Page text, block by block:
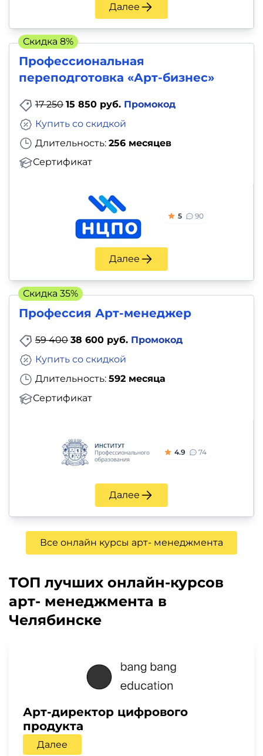
Далее
Профессиональная
переподготовка «Арт-бизнес»
17 250 15 850 руб. Промокод
Длительность: 256 месяцев
Сертификат
Купить со скидкой
5 90
Далее
Скидка 8%
Профессия Арт-менеджер
59 400 38 600 руб. Промокод
Длительность: 592 месяца
Сертификат
Купить со скидкой
4.9 74
Далее
Скидка 35%
Все онлайн курсы арт- менеджмента
ТОП лучших онлайн-курсов
арт- менеджмента в
Челябинске
Арт-директор цифрового
продукта
Далее